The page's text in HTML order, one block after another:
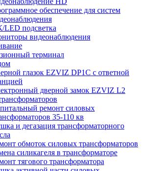
обеспечение для систем
LED подсветка
видеонаблюдения
терминал
глазок EZVIZ DP1C с ответной
дверной замок EZVIZ L2
ремонт силовых
35-110 кв
и дегазация трансформаторного
обмоток силовых трансформаторов
силикагеля в трансформаторе
тягового трансформатора